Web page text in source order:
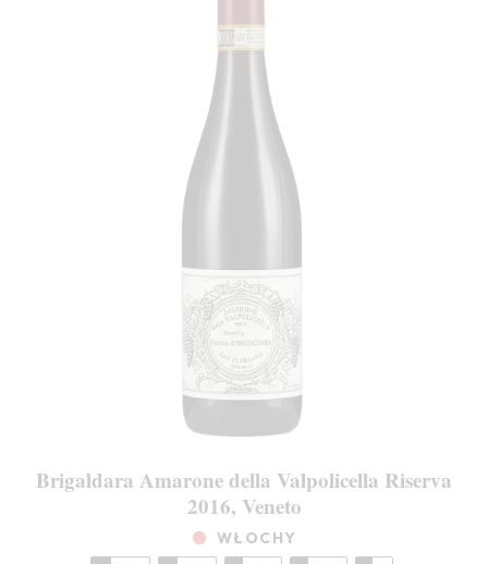
Brigaldara Amarone della Valpolicella Riserva
2016, Veneto
WŁOCHY